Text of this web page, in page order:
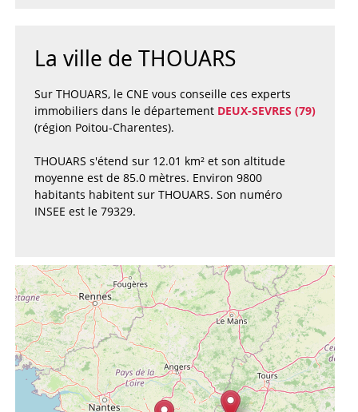
La ville de THOUARS
Sur THOUARS, le CNE vous conseille ces experts
immobiliers dans le département DEUX-SEVRES (79)
(région Poitou-Charentes).
THOUARS s'étend sur 12.01 km² et son altitude
moyenne est de 85.0 mètres. Environ 9800
habitants habitent sur THOUARS. Son numéro
INSEE est le 79329.